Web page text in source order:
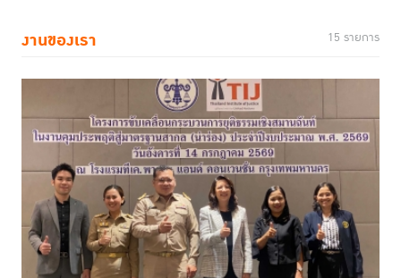
งานของเรา 15 รายการ